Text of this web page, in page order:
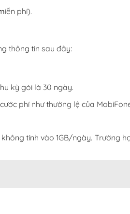
iễn phí).
thông tin sau đây:
kỳ gói là 30 ngày.
phí như thường lệ của
tính vào 1GB/ngày. Trường